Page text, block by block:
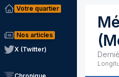
Votre quartier
Nos articles
X (Twitter)
(